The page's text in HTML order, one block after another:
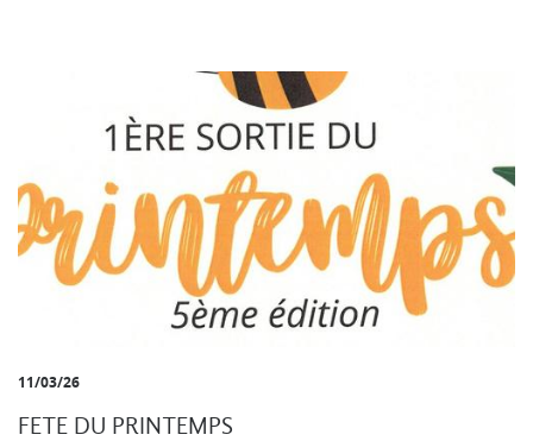
11/03/26
FETE DU PRINTEMPS